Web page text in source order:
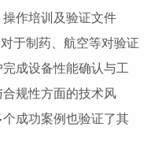
作培训及验证文件
于制药、航空等对验证
成设备性能确认与工
规性方面的技术风
成功案例也验证了其